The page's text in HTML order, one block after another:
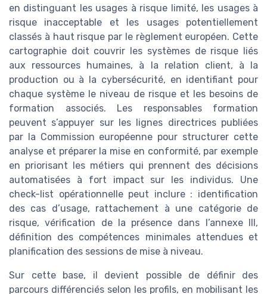
en distinguant les usages à risque limité, les usages à
risque inacceptable et les usages potentiellement
classés à haut risque par le règlement européen. Cette
cartographie doit couvrir les systèmes de risque liés
aux ressources humaines, à la relation client, à la
production ou à la cybersécurité, en identifiant pour
chaque système le niveau de risque et les besoins de
formation associés. Les responsables formation
peuvent s’appuyer sur les lignes directrices publiées
par la Commission européenne pour structurer cette
analyse et préparer la mise en conformité, par exemple
en priorisant les métiers qui prennent des décisions
automatisées à fort impact sur les individus. Une
check-list opérationnelle peut inclure : identification
des cas d’usage, rattachement à une catégorie de
risque, vérification de la présence dans l’annexe III,
définition des compétences minimales attendues et
planification des sessions de mise à niveau.
Sur cette base, il devient possible de définir des
parcours différenciés selon les profils, en mobilisant les